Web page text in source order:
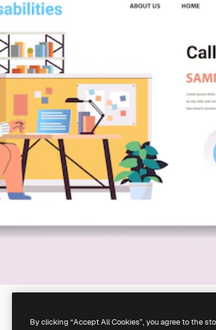
By clicking “Accept All Cookies”, you agree to the